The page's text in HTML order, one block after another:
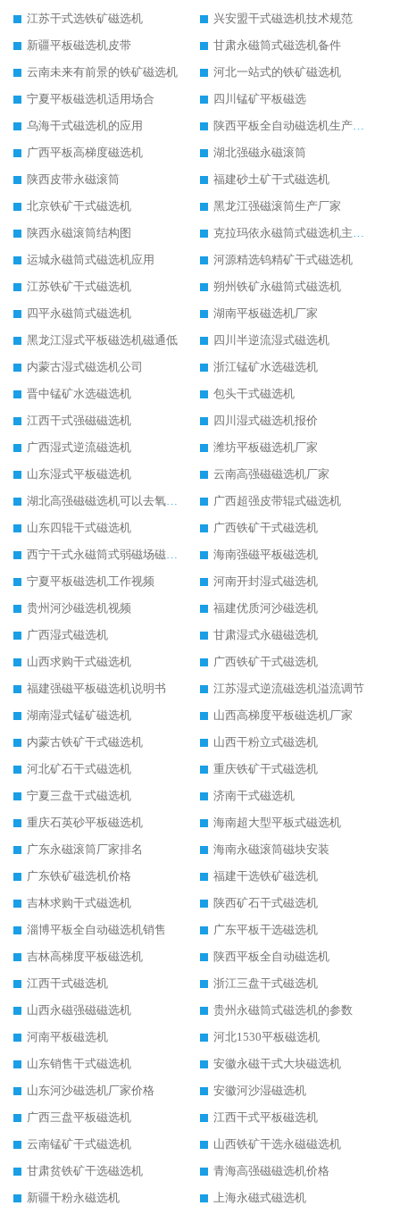
江苏干式选铁矿磁选机
兴安盟干式磁选机技术规范
新疆平板磁选机皮带
甘肃永磁筒式磁选机备件
云南未来有前景的铁矿磁选机
河北一站式的铁矿磁选机
宁夏平板磁选机适用场合
四川锰矿平板磁选
乌海干式磁选机的应用
陕西平板全自动磁选机生产厂家
广西平板高梯度磁选机
湖北强磁永磁滚筒
陕西皮带永磁滚筒
福建砂土矿干式磁选机
北京铁矿干式磁选机
黑龙江强磁滚筒生产厂家
陕西永磁滚筒结构图
克拉玛依永磁筒式磁选机主要技术参数
运城永磁筒式磁选机应用
河源精选钨精矿干式磁选机
江苏铁矿干式磁选机
朔州铁矿永磁筒式磁选机
四平永磁筒式磁选机
湖南平板磁选机厂家
黑龙江湿式平板磁选机磁通低
四川半逆流湿式磁选机
内蒙古湿式磁选机公司
浙江锰矿水选磁选机
晋中锰矿水选磁选机
包头干式磁选机
江西干式强磁磁选机
四川湿式磁选机报价
广西湿式逆流磁选机
潍坊平板磁选机厂家
山东湿式平板磁选机
云南高强磁磁选机厂家
湖北高强磁磁选机可以去氧化铝
广西超强皮带辊式磁选机
山东四辊干式磁选机
广西铁矿干式磁选机
西宁干式永磁筒式弱磁场磁选机结构图
海南强磁平板磁选机
宁夏平板磁选机工作视频
河南开封湿式磁选机
贵州河沙磁选机视频
福建优质河沙磁选机
广西湿式磁选机
甘肃湿式永磁磁选机
山西求购干式磁选机
广西铁矿干式磁选机
福建强磁平板磁选机说明书
江苏湿式逆流磁选机溢流调节
湖南湿式锰矿磁选机
山西高梯度平板磁选机厂家
内蒙古铁矿干式磁选机
山西干粉立式磁选机
河北矿石干式磁选机
重庆铁矿干式磁选机
宁夏三盘干式磁选机
济南干式磁选机
重庆石英砂平板磁选机
海南超大型平板式磁选机
广东永磁滚筒厂家排名
海南永磁滚筒磁块安装
广东铁矿磁选机价格
福建干选铁矿磁选机
吉林求购干式磁选机
陕西矿石干式磁选机
淄博平板全自动磁选机销售
广东平板干选磁选机
吉林高梯度平板磁选机
陕西平板全自动磁选机
江西干式磁选机
浙江三盘干式磁选机
山西永磁强磁磁选机
贵州永磁筒式磁选机的参数
河南平板磁选机
河北1530平板磁选机
山东销售干式磁选机
安徽永磁干式大块磁选机
山东河沙磁选机厂家价格
安徽河沙湿磁选机
广西三盘平板磁选机
江西干式平板磁选机
云南锰矿干式磁选机
山西铁矿干选永磁磁选机
甘肃贫铁矿干选磁选机
青海高强磁磁选机价格
新疆干粉永磁选机
上海永磁式磁选机